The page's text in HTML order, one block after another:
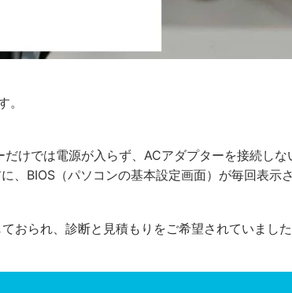
。
けでは電源が入らず、ACアダプターを接続しな
BIOS（パソコンの基本設定画面）が毎回表示
おられ、診断と見積もりをご希望されていました